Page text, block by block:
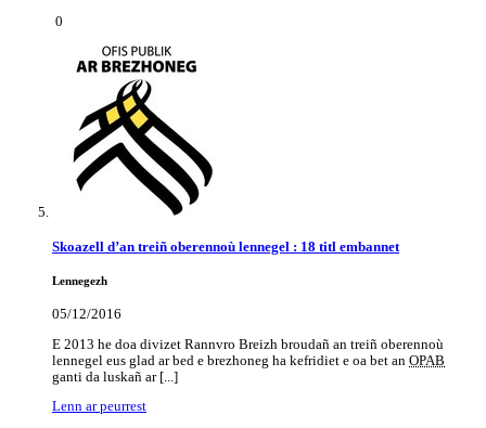
0
Skoazell d’an treiñ oberennoù lennegel : 18 titl embannet
Lennegezh
05/12/2016
E 2013 he doa divizet Rannvro Breizh broudañ an treiñ oberennoù
lennegel eus glad ar bed e brezhoneg ha kefridiet e oa bet an OPAB
ganti da luskañ ar [...]
Lenn ar peurrest